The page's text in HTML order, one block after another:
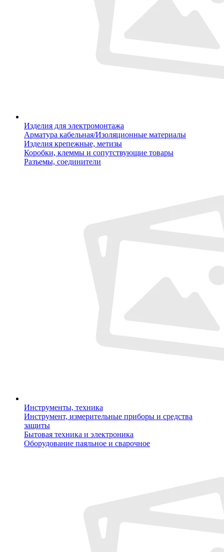
Изделия для электромонтажа
Арматура кабельная/Изоляционные материалы
Изделия крепежные, метизы
Коробки, клеммы и сопутствующие товары
Разъемы, соединители
Инструменты, техника
Инструмент, измерительные приборы и средства
защиты
Бытовая техника и электроника
Оборудование паяльное и сварочное